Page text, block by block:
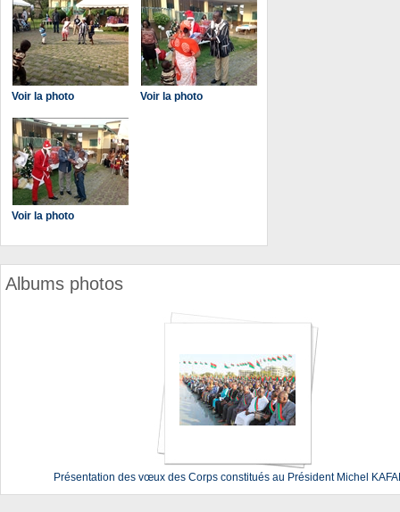
Voir la photo Voir la photo
Voir la photo
Albums photos
Présentation des vœux des Corps constitués au Président Michel